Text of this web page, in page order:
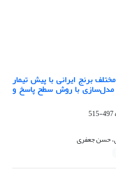
برنج ایرانی با پیش تیمار
با روش سطح پاسخ و
497-515
حسن جعفری